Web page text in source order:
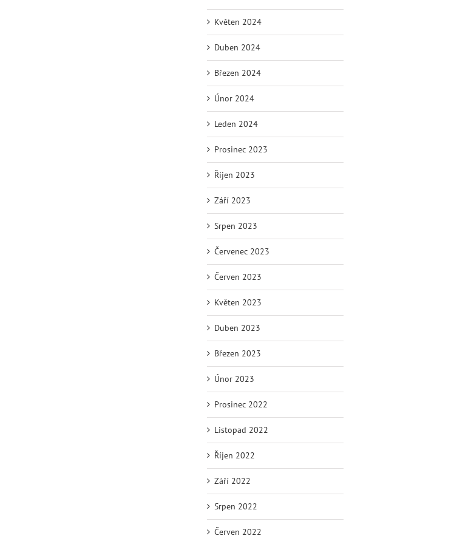
Květen 2024
Duben 2024
Březen 2024
Únor 2024
Leden 2024
Prosinec 2023
Říjen 2023
Září 2023
Srpen 2023
Červenec 2023
Červen 2023
Květen 2023
Duben 2023
Březen 2023
Únor 2023
Prosinec 2022
Listopad 2022
Říjen 2022
Září 2022
Srpen 2022
Červen 2022